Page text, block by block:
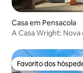
Casa em Pensacola
A Casa Wright:
Favorito dos
Favorito dos